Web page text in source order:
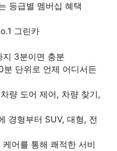
등급별 멤버십 혜택
그린카
지 3분이면 충분
단위로 언제 어디서든
량 도어 제어, 차량 찾기,
경형부터 SUV, 대형, 전
어를 통해 쾌적한 서비